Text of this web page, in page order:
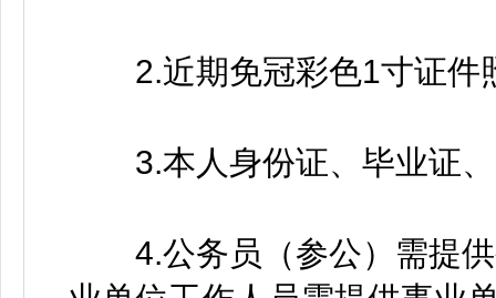
2.近期免冠彩色1寸证件
3.本人身份证、毕业证、
4.公务员（参公）需提供